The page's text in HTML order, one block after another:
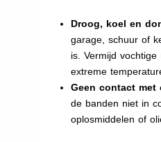
Droog, koel en
garage, schuur of
is. Vermijd
extreme
Geen contact met
de banden niet in
oplosmiddelen of